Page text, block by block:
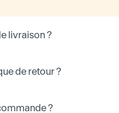
livraison ?
de retour ?
?